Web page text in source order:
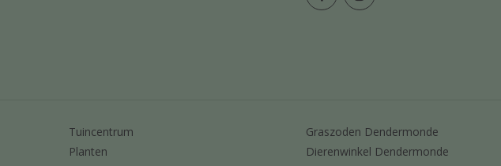
Tuincentrum
Planten
Graszoden Dendermonde
Dierenwinkel Dendermonde